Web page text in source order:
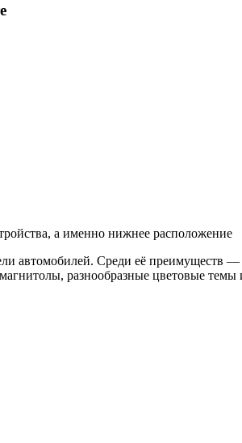
а именно нижнее расположение
автомобилей. Среди её преимуществ
разнообразные цветовые